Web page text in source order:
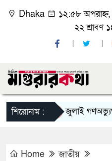
Dhaka
১২:৫৮
২২ শ্রাবণ
শিরোনাম :জুলাই গণঅভ্যুত্থান
Home
জাতীয়